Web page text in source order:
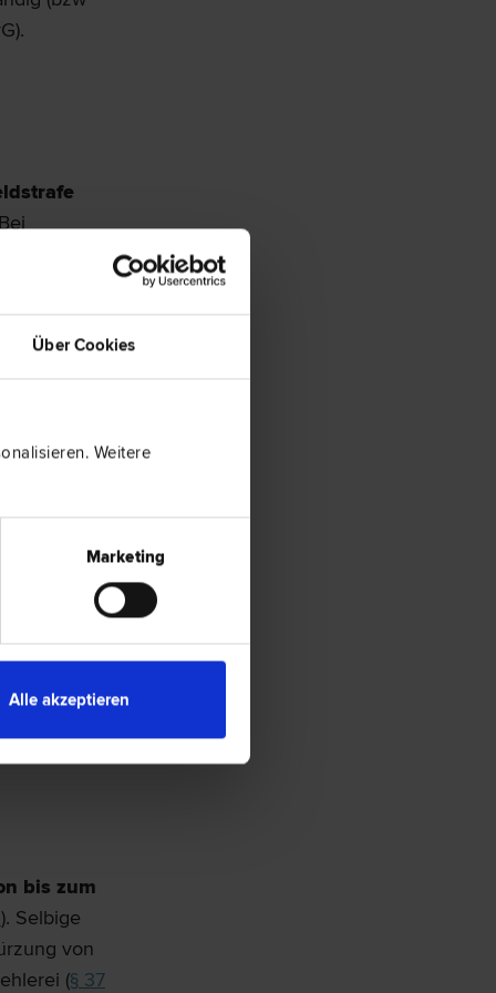
Über Cookies
Weitere
Marketing
Alle akzeptieren
zu
3
Fällen
Verfall
(
§ 33
bis zum
). Selbige
von
(§ 37